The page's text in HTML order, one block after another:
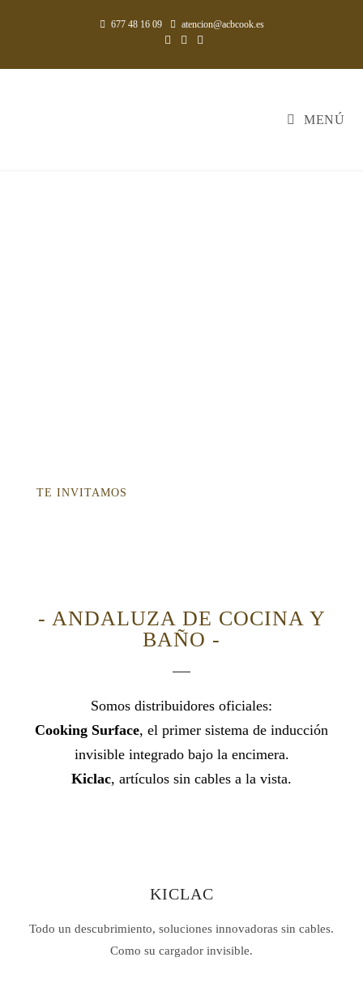
677 48 16 09 atencion@acbcook.es
MENÚ
TE INVITAMOS
- ANDALUZA DE COCINA Y
BAÑO -
Somos distribuidores oficiales:
Cooking Surface, el primer sistema de inducción
invisible integrado bajo la encimera.
Kiclac, artículos sin cables a la vista.
KICLAC
Todo un descubrimiento, soluciones innovadoras sin cables.
Como su cargador invisible.